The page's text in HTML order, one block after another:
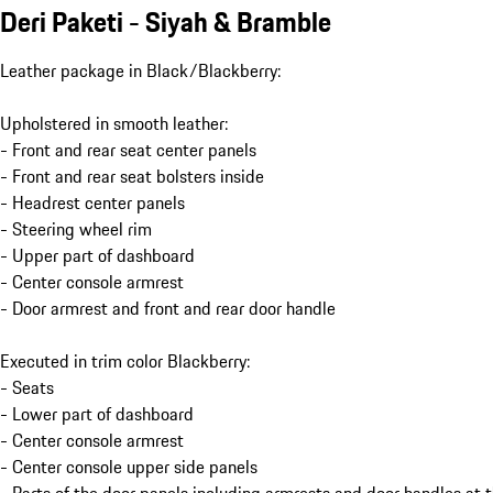
Deri Paketi - Siyah & Bramble
Leather package in Black/Blackberry:
Upholstered in smooth leather:
- Front and rear seat center panels
- Front and rear seat bolsters inside
- Headrest center panels
- Steering wheel rim
- Upper part of dashboard
- Center console armrest
- Door armrest and front and rear door handle
Executed in trim color Blackberry:
- Seats
- Lower part of dashboard
- Center console armrest
- Center console upper side panels